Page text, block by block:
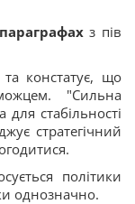
з пів
констатує, що
"Сильна
стабільності
стратегічний
політики
однозначно.